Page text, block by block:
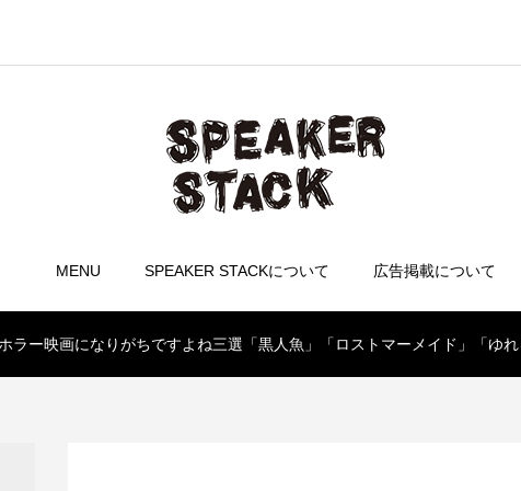
MENU SPEAKER STACKについて 広告掲載について
ラー映画になりがちですよね三選「黒人魚」「ロストマーメイド」「ゆれ